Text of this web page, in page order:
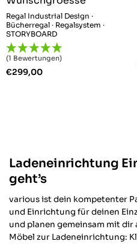
Regal Industrial Design ·
Bücherregal · Regalsystem ·
STORYBOARD
(1 Bewertungen)
€299,00
Ladeneinrichtung
geht’s
various ist dein kompetenter
und Einrichtung für deinen
und planen gemeinsam mit
Möbel zur Ladeneinrichtung: